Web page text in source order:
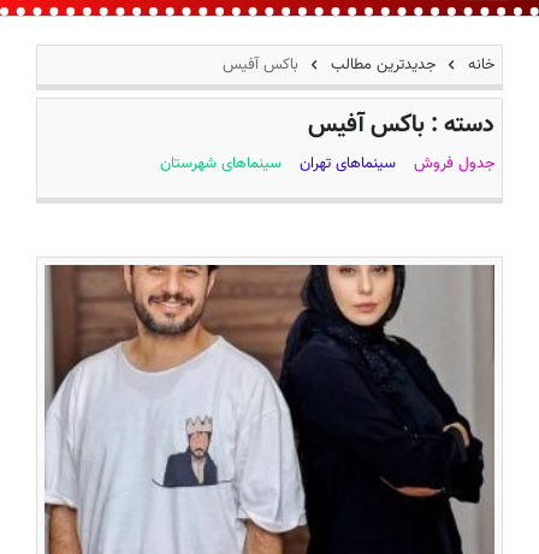
ر
م
ز
خانه جدیدترین مطالب باکس آفیس
دسته :باکس آفیس
جدول فروش سینماهای تهران سینماهای شهرستان